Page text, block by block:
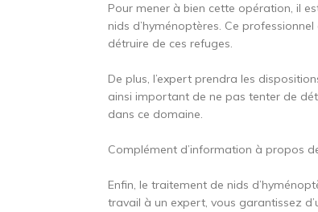
Pour mener à bien cette opération, il
nids d’hyménoptères. Ce
détruire de ces refuges.
De plus, l’expert prendra les
ainsi important de ne pas tenter de
dans ce domaine.
Complément d’information à propos
Enfin, le traitement de nids
travail à un expert, vous garantissez